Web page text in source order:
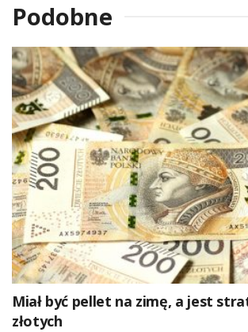
Podobne
Miał być pellet na zimę, a jest
złotych